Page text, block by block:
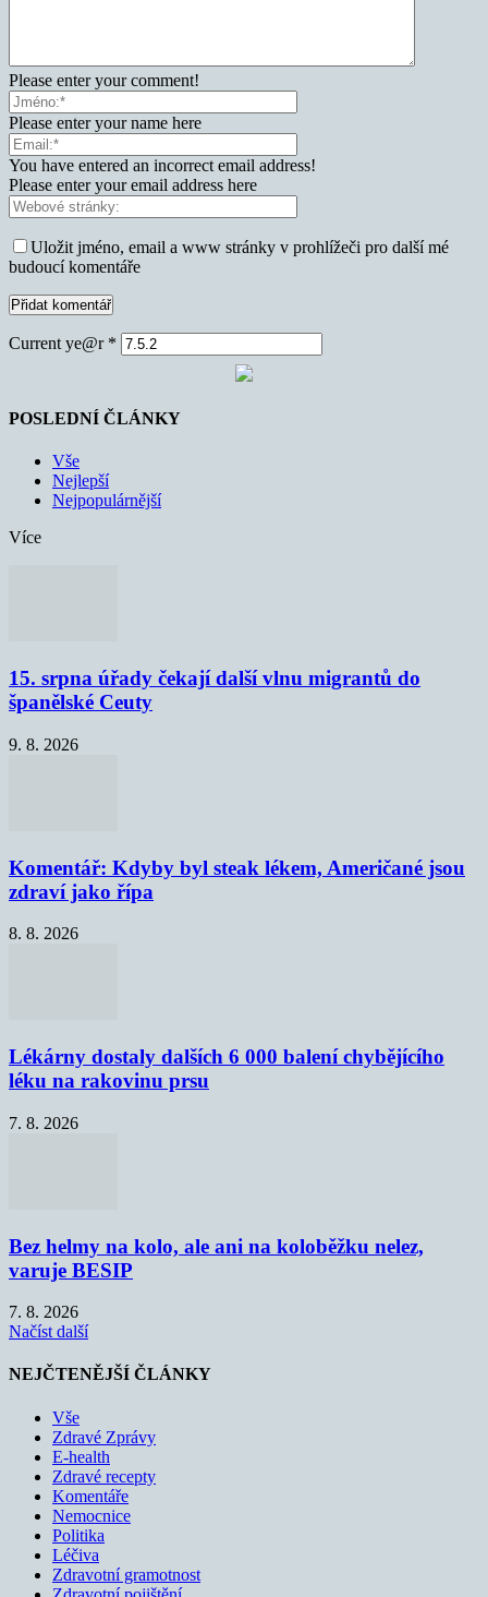
Please enter your comment!
Please enter your name here
You have entered an incorrect email address!
Please enter your email address here
Uložit jméno, email a www stránky v prohlížeči pro další mé
budoucí komentáře
Current ye@r *
POSLEDNÍ ČLÁNKY
Vše
Nejlepší
Nejpopulárnější
Více
15. srpna úřady čekají další vlnu migrantů do
španělské Ceuty
9. 8. 2026
Komentář: Kdyby byl steak lékem, Američané jsou
zdraví jako řípa
8. 8. 2026
Lékárny dostaly dalších 6 000 balení chybějícího
léku na rakovinu prsu
7. 8. 2026
Bez helmy na kolo, ale ani na koloběžku nelez,
varuje BESIP
7. 8. 2026
Načíst další
NEJČTENĚJŠÍ ČLÁNKY
Vše
Zdravé Zprávy
E-health
Zdravé recepty
Komentáře
Nemocnice
Politika
Léčiva
Zdravotní gramotnost